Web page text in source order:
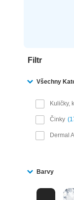
Filtr
Všechny
Kuličky,
Činky
Dermal
Barvy